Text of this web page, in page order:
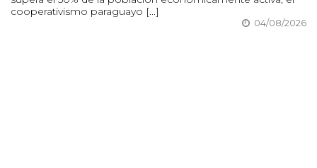
cooperativismo paraguayo [...]
04/08/2026